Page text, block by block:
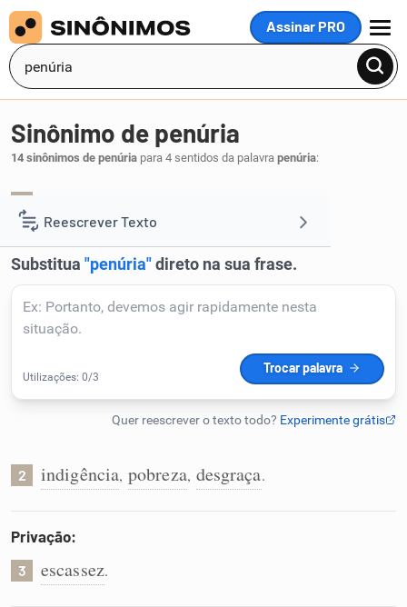
Assinar PRO
MENU
Reescrever Texto
Resumir Texto
Corrigir Texto
Detector de IA
Humanizador de IA
Cata-letras
Conexões
Sinônimo de penúria
14 sinônimos de penúria para 4 sentidos da palavra penúria:
2 indigência, pobreza, desgraça.
Privação:
3 escassez.